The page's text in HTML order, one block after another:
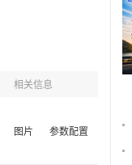
相关信息
图片 参数配置